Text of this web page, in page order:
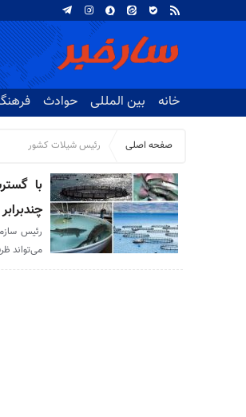
خانه بین المللی حوادث
صفحه اصلی رئیس شیلات کشور
با
رئیس
می‌تواند